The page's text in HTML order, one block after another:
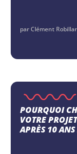
parClément
POURQUOI
VOTRE
APRÈS 10